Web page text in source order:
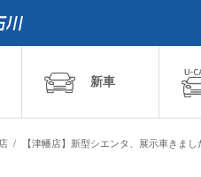
新車
【津幡店】新型シエンタ、展示車きまし